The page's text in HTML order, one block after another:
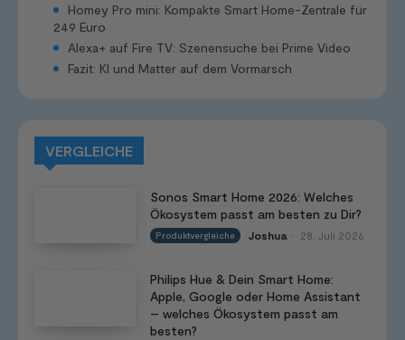
Homey Pro mini: Kompakte Smart Home-Zentrale für
249 Euro
Alexa+ auf Fire TV: Szenensuche bei Prime Video
Fazit: KI und Matter auf dem Vormarsch
VERGLEICHE
Sonos Smart Home 2026: Welches
Ökosystem passt am besten zu Dir?
Produktvergleiche Joshua 28. Juli 2026
Philips Hue & Dein Smart Home:
Apple, Google oder Home Assistant
– welches Ökosystem passt am
besten?